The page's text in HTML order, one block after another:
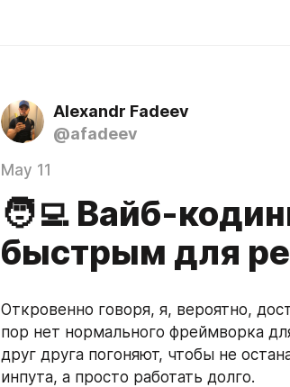
Alexandr Fadeev
@afadeev
May 11
🧑‍💻 Вайб-
быстрым для
Откровенно говоря, я, вероятно,
пор нет нормального фреймворка
друг друга погоняют, чтобы не
инпута, а просто работать долго.